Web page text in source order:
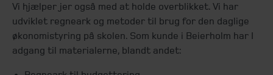
Vi hjælper jer også med at holde overblikket. Vi har
udviklet regneark og metoder til brug for den daglige
økonomistyring på skolen. Som kunde i Beierholm har I
adgang til materialerne, blandt andet: